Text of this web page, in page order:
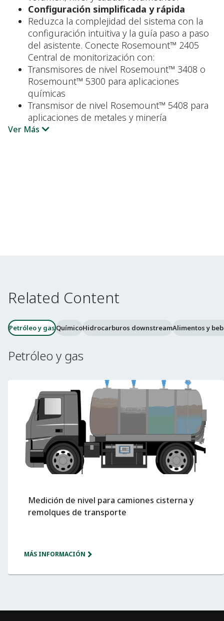
Configuración simplificada y rápida
Reduzca la complejidad del sistema con la
configuración intuitiva y la guía paso a paso
del asistente. Conecte Rosemount™ 2405
Central de monitorización con:
Transmisores de nivel Rosemount™ 3408 o
Rosemount™ 5300 para aplicaciones
químicas
Transmisor de nivel Rosemount™ 5408 para
aplicaciones de metales y minería
Ver Más
Related Content
Petróleo y gasQuímicoHidrocarburos downstreamAlimentos y
Petróleo y gas
Medición de nivel para camiones cisterna y
remolques de transporte
MÁS INFORMACIÓN